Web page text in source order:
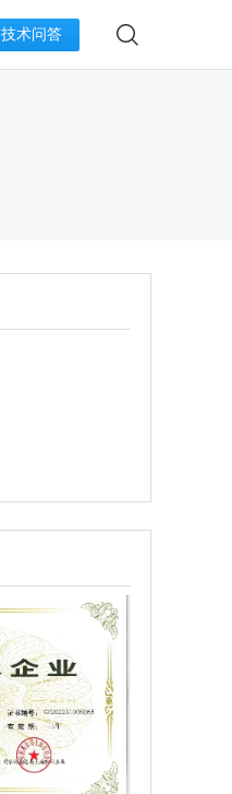
技术问答